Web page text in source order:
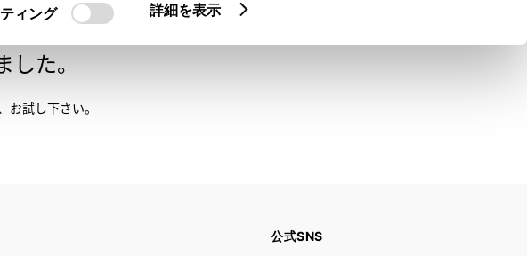
ィング 詳細を表示
。
た。
お試し下さい。
公式SNS